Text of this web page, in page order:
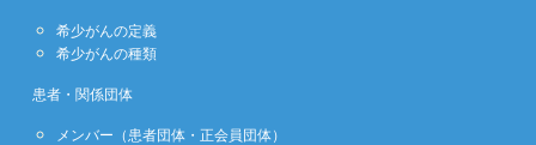
希少がんの定義
希少がんの種類
患者・関係団体
メンバー（患者団体・正会員団体）